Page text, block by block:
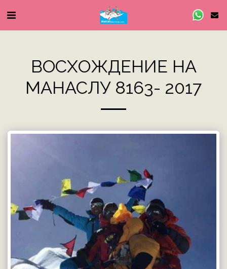
ВОСХОЖДЕНИЕ НА
МАНАСЛУ 8163- 2017